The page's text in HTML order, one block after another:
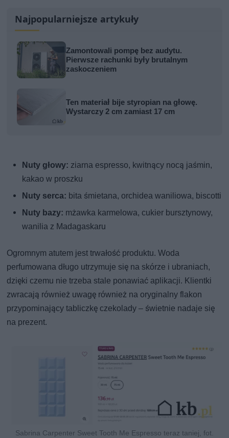
Najpopularniejsze artykuły
Zamontowali pompę bez audytu.
Pierwsze rachunki były brutalnym
zaskoczeniem
Ten materiał bije styropian na głowę.
Wystarczy 2 cm zamiast 17 cm
Nuty głowy: ziarna espresso, kwitnący nocą jaśmin,
kakao w proszku
Nuty serca: bita śmietana, orchidea waniliowa, biscotti
Nuty bazy: mżawka karmelowa, cukier bursztynowy,
wanilia z Madagaskaru
Ogromnym atutem jest trwałość produktu. Woda
perfumowana długo utrzymuje się na skórze i ubraniach,
dzięki czemu nie trzeba stale ponawiać aplikacji. Klientki
zwracają również uwagę również na oryginalny flakon
przypominający tabliczkę czekolady – świetnie nadaje się
na prezent.
Sabrina Carpenter Sweet Tooth Me Espresso teraz taniej, fot.